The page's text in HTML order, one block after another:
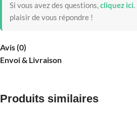
Si vous avez des questions,cliquez ici.
plaisir de vous répondre !
Avis (0)
Envoi & Livraison
Produits similaires